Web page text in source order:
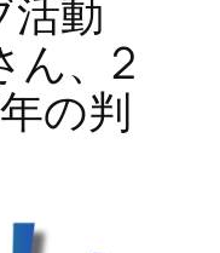
活動
ん、2
の判